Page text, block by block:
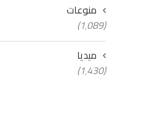
منوعات
(1٬089)
ميديا
(1٬430)